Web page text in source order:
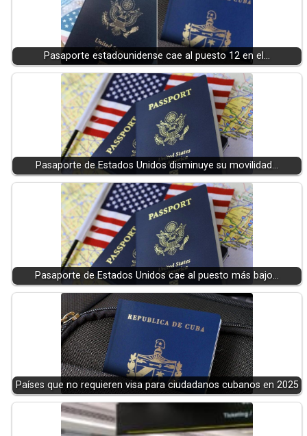
Pasaporte estadounidense cae al puesto 12 en el…
Pasaporte de Estados Unidos disminuye su movilidad…
Pasaporte de Estados Unidos cae al puesto más bajo…
Países que no requieren visa para ciudadanos cubanos en 2025